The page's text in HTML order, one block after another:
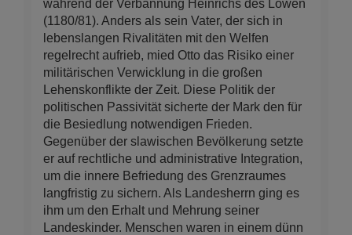
während der Verbannung Heinrichs des Löwen
(1180/81). Anders als sein Vater, der sich in
lebenslangen Rivalitäten mit den Welfen
regelrecht aufrieb, mied Otto das Risiko einer
militärischen Verwicklung in die großen
Lehenskonflikte der Zeit. Diese Politik der
politischen Passivität sicherte der Mark den für
die Besiedlung notwendigen Frieden.
Gegenüber der slawischen Bevölkerung setzte
er auf rechtliche und administrative Integration,
um die innere Befriedung des Grenzraumes
langfristig zu sichern. Als Landesherrn ging es
ihm um den Erhalt und Mehrung seiner
Landeskinder. Menschen waren in einem dünn